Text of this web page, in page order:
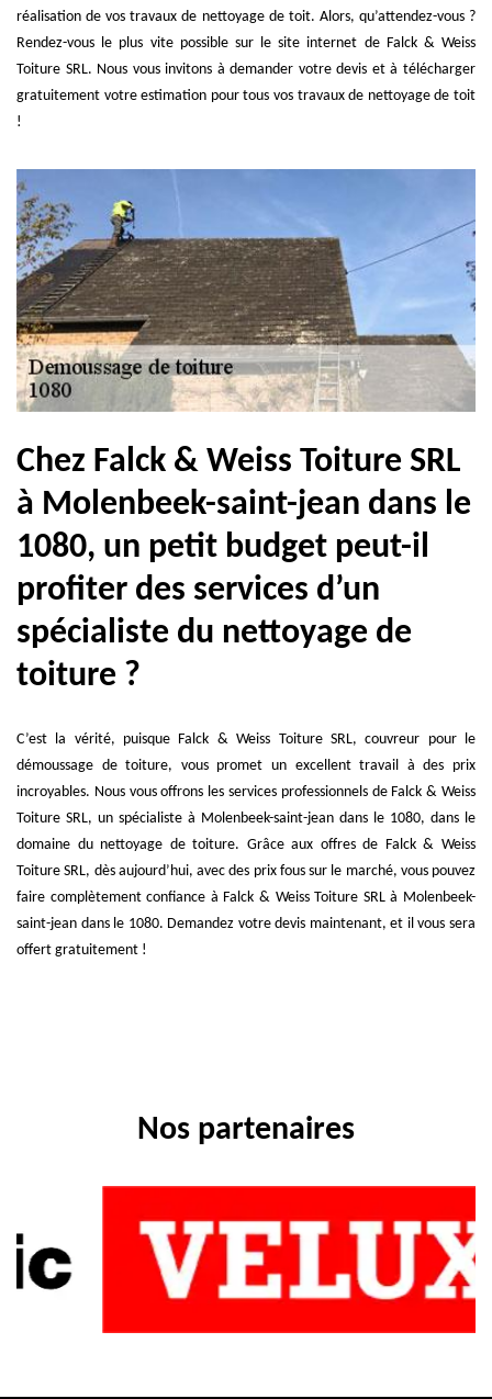
réalisation de vos travaux de nettoyage de toit. Alors, qu’attendez-vous ?
Rendez-vous le plus vite possible sur le site internet de Falck & Weiss
Toiture SRL. Nous vous invitons à demander votre devis et à télécharger
gratuitement votre estimation pour tous vos travaux de nettoyage de toit
!
Chez Falck & Weiss Toiture SRL
à Molenbeek-saint-jean dans le
1080, un petit budget peut-il
profiter des services d’un
spécialiste du nettoyage de
toiture ?
C’est la vérité, puisque Falck & Weiss Toiture SRL, couvreur pour le
démoussage de toiture, vous promet un excellent travail à des prix
incroyables. Nous vous offrons les services professionnels de Falck & Weiss
Toiture SRL, un spécialiste à Molenbeek-saint-jean dans le 1080, dans le
domaine du nettoyage de toiture. Grâce aux offres de Falck & Weiss
Toiture SRL, dès aujourd’hui, avec des prix fous sur le marché, vous pouvez
faire complètement confiance à Falck & Weiss Toiture SRL à Molenbeek-
saint-jean dans le 1080. Demandez votre devis maintenant, et il vous sera
offert gratuitement !
Nos partenaires